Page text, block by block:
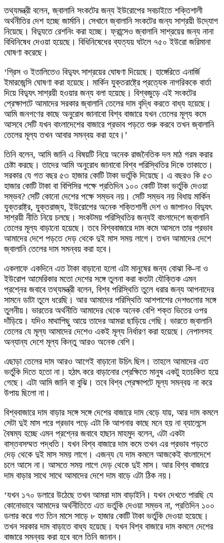
তথ্যমন্ত্রী বলেন, জ্বালানি সংকটের জন্য ইউরোপের সবচাইতে শক্তিশালী
অর্থনীতির দেশ হচ্ছে জার্মানি। সেখানে জ্বালানি সংকটের জন্য সাশ্রয়ী উদ্যোগ
নিয়েছে। বিদ্যুতে রেশনিং করা হচ্ছে। ফ্রান্সেও জ্বালানি সাশ্রয়ের জন্য নানা
বিধিনিষেধ দেওয়া হয়েছে। বিধিনিষেধের ব্যত্যয় ঘটলে ৭৫০ ইউরো জরিমানা
ঘোষণা করেছে।
‘গ্রিস ও ইতালিতেও বিদ্যুৎ সাশ্রয়ের ঘোষণা দিয়েছে। হাঙ্গেরিতে এনার্জি
ইমারজেন্সি ঘোষণা করা হয়েছে। মার্কিন যুক্তরাষ্ট্রে প্রত্যেক নাগরিককে বার্তা
দিয়ে বিদ্যুৎ সাশ্রয়ী হওয়ার জন্য বলা হয়েছে। বিশ্বজুড়ে এই সংকটের
প্রেক্ষাপটে আমাদের সরকার জ্বালানি তেলের দাম বৃদ্ধি করতে বাধ্য হয়েছে।
আমি জনগণের কাছে অনুরোধ জানাবো বিশ্ব বাজারে যখন তেলের মূল্য কমে
আসবে সেটি যখন বাংলাদেশের বাজারে প্রভাব পড়তে শুরু করবে তখন জ্বালানি
তেলের মূল্য তখন আবার সমন্বয় করা হবে।’
তিনি বলেন, আমি জানি এ বিষয়টি নিয়ে অনেক রাজনৈতিক দল মাঠ গরম করার
চেষ্টা করছে। তাদের আমি অনুরোধ জানাবো বিশ্ব পরিস্থিতির দিকে তাকাতে।
সরকার যে গত বছর ৫৩ হাজার কোটি টাকা ভর্তুকি দিয়েছে। এ বছরও কি ৫৩
হাজার কোটি টাকা বা বিপিসির পক্ষে প্রতিদিন ১০০ কোটি টাকা ভর্তুকি দেওয়া
সম্ভব? সেটি কোনো দেশের পক্ষে সম্ভব নয়। সেটি সম্ভব নয় বিধায় মার্কিন
যুক্তরাষ্ট্র, যুক্তরাজ্য, ইউরোপের অনেক শক্তিশালী দেশ ও জাপানও বিদ্যুৎ
সাশ্রয়ী নীতি নিয়ে চলছে। সংকটময় পরিস্থিতির জন্যই বাংলাদেশে জ্বালানি
তেলের মূল্য বাড়ানো হয়েছে। তবে বিশ্ববাজারে দাম কমে আসলে তার প্রভাব
আমাদের দেশে পড়তে দেড় থেকে দুই মাস সময় লাগে। তখন আমাদের দেশে
জ্বালানি তেলের দাম সমন্বয় করা হবে।
একলাফে একদিনে এত টাকা বাড়ানো হলো এটা মানুষের জন্য বোঝা কি-না ও
ইউরোপ আমেরিকার মতো দেশের সঙ্গে তুলনা করা কতটা যৌক্তিক এমন
প্রশ্নের জবাবে তথ্যমন্ত্রী বলেন, বিশ্ব পরিস্থিতি তুলে ধরার জন্য আপনাদের
সামনে ডাটা তুলে ধরেছি। আর আমাদের পরিস্থিতি আশপাশের দেশগুলোর সঙ্গে
তুলনীয়। ভারতের অর্থনীতি আমাদের থেকে অনেক বেশি শক্ত ভিতের ওপর
দাঁড়িয়ে। যদিও মাথাপিছু আয়ে তাদের আমরা ছাড়িয়ে গেছি। ভারতে জ্বালানি
তেলের যে মূল্য আমাদের দেশেও একই মূল্য নির্ধারণ করা হয়েছে। নেপালসহ
অন্যান্য দেশে মূল্য কিন্তু আরও অনেক বেশি।
এছাড়া তেলের দাম আরও আগেই বাড়ানো উচিৎ ছিল। তাহলে আমাদের এত
ভর্তুকি দিতে হতো না। হঠাৎ করে বাড়ানোর প্রেক্ষিতে মানুষ একটু হতচকিত হয়ে
গেছে। এটা আমি জানি বা বুঝি। তবে বিশ্ব প্রেক্ষাপটে মূল্য সমন্বয় না করে
উপায় ছিলো না।
বিশ্ববাজারে দাম বাড়ার সঙ্গে সঙ্গে দেশের বাজারে দাম বেড়ে যায়, আর দাম কমলে
সেটা দুই মাস পরে প্রভাব পড়ে এটা কি আপনার কাছে মনে হয় না ব্যালেন্সে
বৈষম্য হচ্ছে এমন প্রশ্নের জবাবে হাছান মাহমুদ বলেন, এটা একটা
বাস্তবসম্মত পদ্ধতি। যখন বিশ্ব বাজারে দাম কমে তখন এর প্রভাব পড়তে
দেড় থেকে দুই মাস সময় লাগে। এজন্য যে দাম কমলে আজকেই বাংলাদেশে
চলে আসে না। আসতে সময় লাগে দেড় থেকে দুই মাস। আর বিশ্ব বাজারে
দাম বাড়ার সাথে সাথে আমাদের দেশে দাম বাড়ে এটা ঠিক নয়।
‘যখন ১৭০ ডলারে উঠেছে তখন আমরা দাম বাড়াইনি। যখন দেখতে পারছি যে
কোনোভাবে আমাদের অর্থনীতিতে এত ভর্তুকি দেওয়া সম্ভব না, প্রতিদিন ১০০
ডলার করে গত তিন মাসে সাড়ে ৮ হাজার কোটি টাকা ভর্তুকি দেওয়া হয়েছে।
তখন সরকার দাম বাড়াতে বাধ্য হয়েছে। যখন বিশ্ব বাজারে দাম কমলে দেশের
বাজারে সমন্বয় করা হবে বলে তিনি জানান।